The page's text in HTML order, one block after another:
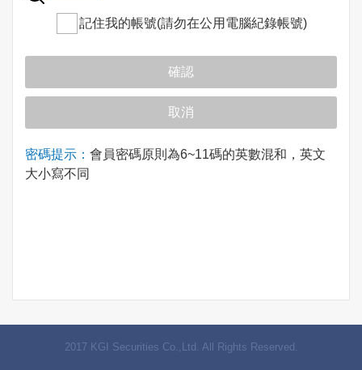
記住我的帳號(請勿在公用電腦紀錄帳號)
密碼提示： 會員密碼原則為6~11碼的英數混和，英文
大小寫不同
2017 KGI Securities Co.,Ltd. All Rights Reserved.